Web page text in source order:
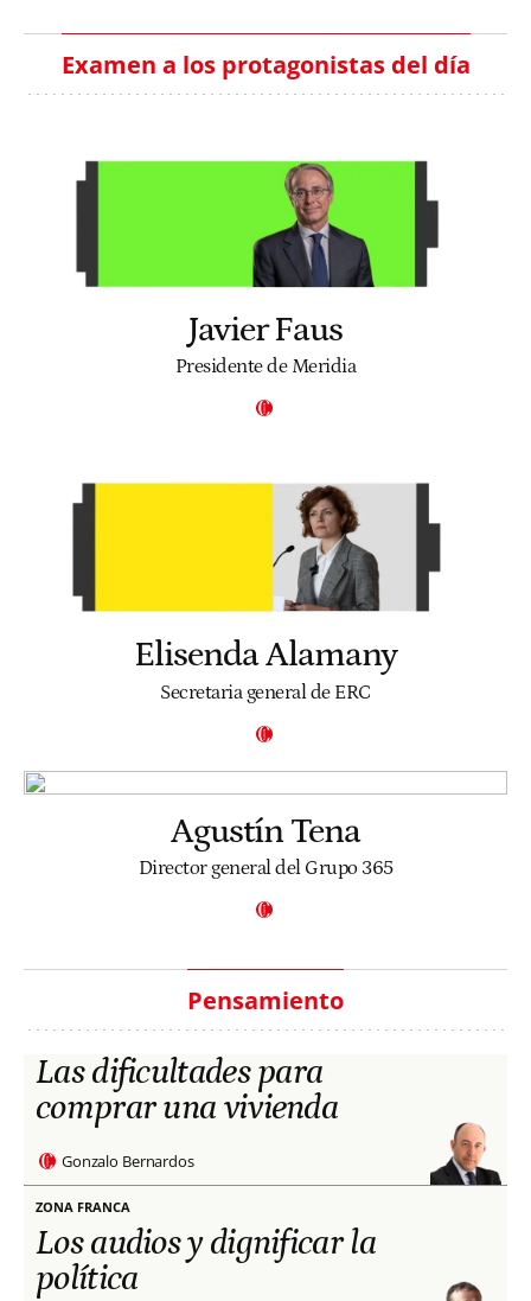
Examen a los protagonistas del día
Javier Faus
Presidente de Meridia
Elisenda Alamany
Secretaria general de ERC
Agustín Tena
Director general del Grupo 365
Pensamiento
Las dificultades para
comprar una vivienda
Gonzalo Bernardos
ZONA FRANCA
Los audios y dignificar la
política